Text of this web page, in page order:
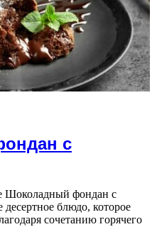
с
Шоколадный фондан с
блюдо, которое
сочетанию горячего